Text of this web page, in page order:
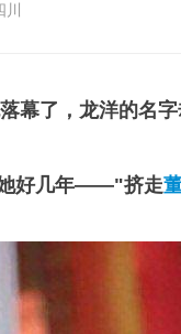
川
幕了，龙洋的名字
好几年——"挤走